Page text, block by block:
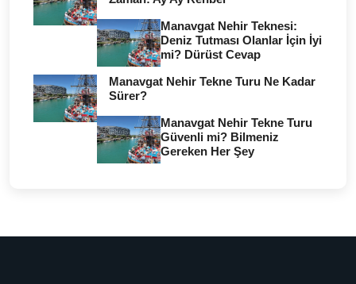
Manavgat Nehir Teknesi:
Deniz Tutması Olanlar İçin İyi
mi? Dürüst Cevap
Manavgat Nehir Tekne Turu Ne Kadar
Sürer?
Manavgat Nehir Tekne Turu
Güvenli mi? Bilmeniz
Gereken Her Şey